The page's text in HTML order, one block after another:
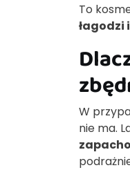
To
łagodzi
W
nie ma.